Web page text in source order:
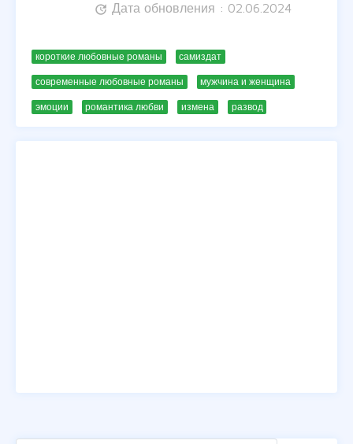
update Дата обновления : 02.06.2024
короткие любовные романы самиздат
современные любовные романы мужчина и женщина
эмоции романтика любви измена развод